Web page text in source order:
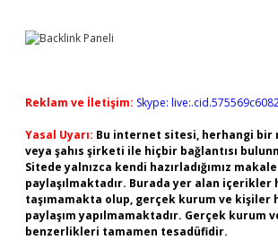
Reklam ve İletişim: Skype:
Yasal Uyarı: Bu internet sitesi, herhangi bir
veya şahıs şirketi ile hiçbir bağlantısı
Sitede yalnızca kendi hazırladığımız
paylaşılmaktadır. Burada yer alan içerikler
taşımamakta olup, gerçek kurum ve kişiler
paylaşım yapılmamaktadır. Gerçek kurum
benzerlikleri tamamen tesadüfidir.